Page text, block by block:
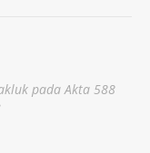
pada Akta 588